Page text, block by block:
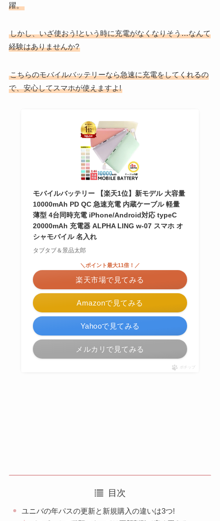
躍。
しかし、いざ使おう!という時に充電がなくなりそう…なんて
経験はありませんか?
こちらのモバイルバッテリーなら急速に充電をしてくれるの
で、安心してスマホが使えますよ!
モバイルバッテリー 【楽天1位】新モデル 大容量
10000mAh PD QC 急速充電 内蔵ケーブル 軽量
薄型 4台同時充電 iPhone/Android対応 typeC
20000mAh 充電器 ALPHA LING w-07 スマホ オ
シャモバイル 名入れ
タブタブ＆景品太郎
Amazonで見てみる
＼ポイント最大11倍！／
楽天市場で見てみる
Yahooで見てみる
メルカリで見てみる
ポチップ
目次
ユニバの年パスの更新と新規購入の違いは3つ!